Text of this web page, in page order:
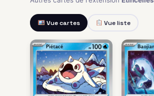
Vue cartes Vue liste